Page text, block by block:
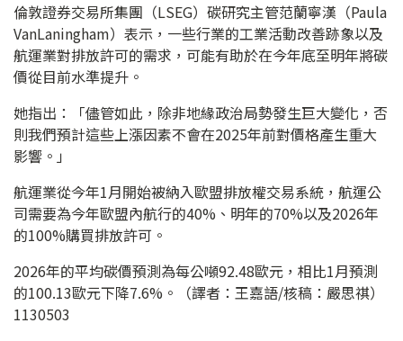
倫敦證券交易所集團（LSEG）碳研究主管范蘭寧漢（Paula
VanLaningham）表示，一些行業的工業活動改善跡象以及
航運業對排放許可的需求，可能有助於在今年底至明年將碳
價從目前水準提升。
她指出：「儘管如此，除非地緣政治局勢發生巨大變化，否
則我們預計這些上漲因素不會在2025年前對價格產生重大
影響。」
航運業從今年1月開始被納入歐盟排放權交易系統，航運公
司需要為今年歐盟內航行的40%、明年的70%以及2026年
的100%購買排放許可。
2026年的平均碳價預測為每公噸92.48歐元，相比1月預測
的100.13歐元下降7.6%。（譯者：王嘉語/核稿：嚴思祺）
1130503